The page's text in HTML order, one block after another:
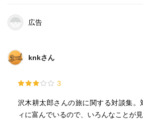
広告
knkさん
3
沢木耕太郎さんの旅に関する対談集。
ィに富んでいるので、いろんなことが見